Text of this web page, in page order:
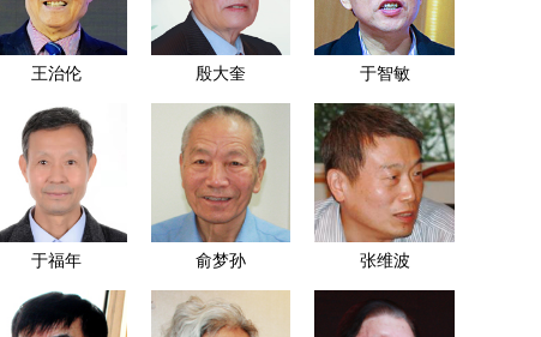
王治伦 殷大奎 于智敏
于福年 俞梦孙 张维波